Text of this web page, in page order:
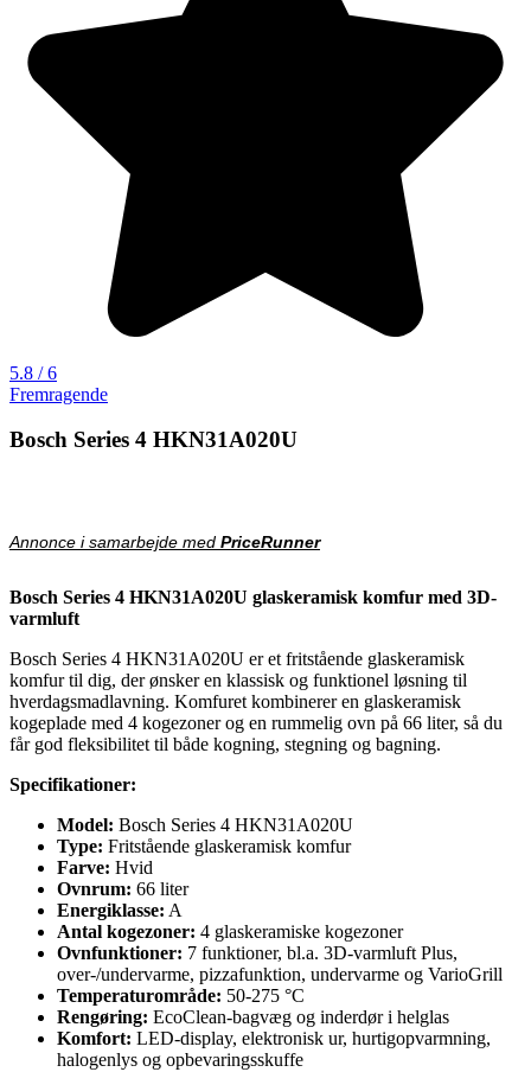
5.8 / 6
Fremragende
Bosch Series 4 HKN31A020U
Annonce i samarbejde med PriceRunner
Bosch Series 4 HKN31A020U glaskeramisk komfur med 3D-
varmluft
Bosch Series 4 HKN31A020U er et fritstående glaskeramisk
komfur til dig, der ønsker en klassisk og funktionel løsning til
hverdagsmadlavning. Komfuret kombinerer en glaskeramisk
kogeplade med 4 kogezoner og en rummelig ovn på 66 liter, så du
får god fleksibilitet til både kogning, stegning og bagning.
Specifikationer:
Model: Bosch Series 4 HKN31A020U
Type: Fritstående glaskeramisk komfur
Farve: Hvid
Ovnrum: 66 liter
Energiklasse: A
Antal kogezoner: 4 glaskeramiske kogezoner
Ovnfunktioner: 7 funktioner, bl.a. 3D-varmluft Plus,
over-/undervarme, pizzafunktion, undervarme og VarioGrill
Temperaturområde: 50-275 °C
Rengøring: EcoClean-bagvæg og inderdør i helglas
Komfort: LED-display, elektronisk ur, hurtigopvarmning,
halogenlys og opbevaringsskuffe